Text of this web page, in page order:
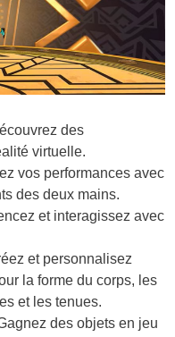
des
virtuelle.
vos performances avec
des deux mains.
et interagissez avec
et personnalisez
la forme du corps, les
et les tenues.
des objets en jeu